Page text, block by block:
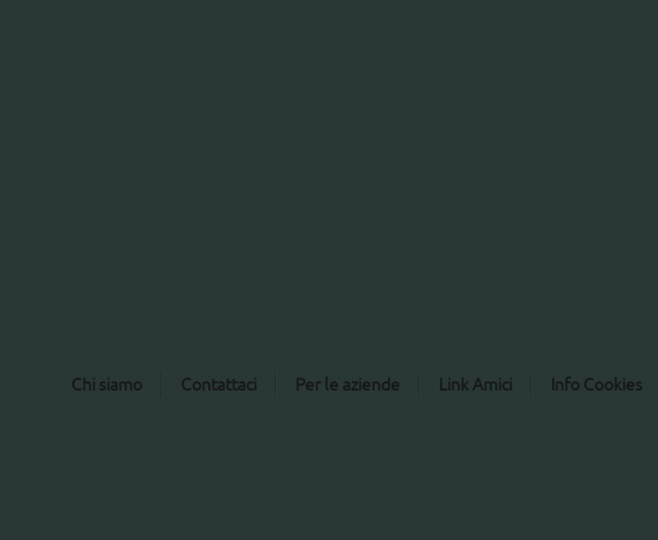
Chi siamo Contattaci Per le aziende Link Amici Info Cookies